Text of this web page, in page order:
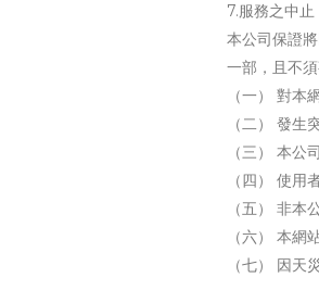
7.服務之中止
本公司保證
一部，且不
（一） 對本
（二） 發生
（三） 本公
（四） 使用
（五） 非
（六） 本
（七） 因天